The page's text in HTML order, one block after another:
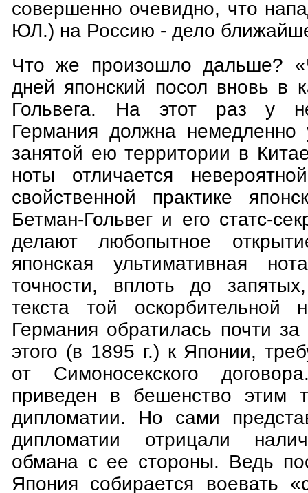
совершенно очевидно, что
ЮЛ.) на Россию - дело
Что же произошло дальше?
дней японский посол вновь в
Гольвега. На этот раз у
Германия должна немедленно
занятой ею территории в
ноты отличается
свойственной практике
Бетман-Гольвег и его статс-
делают любопытное
японская ультимативная
точности, вплоть до
текста той оскорбительной
Германия обратилась почти
этого (в 1895 г.) к Японии,
от Симоносекского
приведен в бешенство этим
дипломатии. Но сами
дипломатии отрицали
обмана с ее стороны. Ведь
Япония собирается воевать